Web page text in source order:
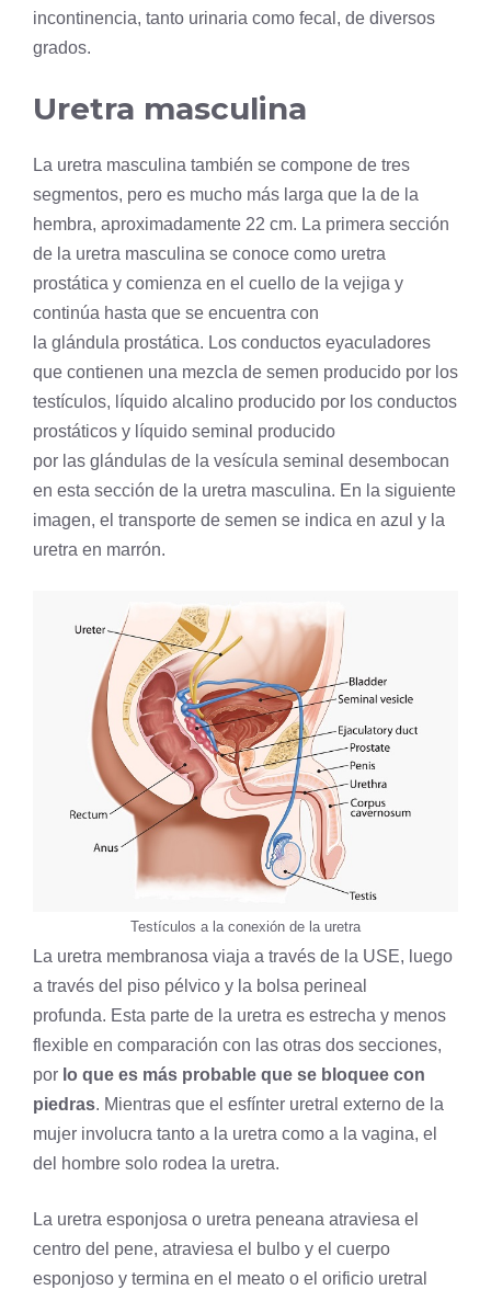
incontinencia, tanto urinaria como fecal, de diversos
grados.
Uretra masculina
La uretra masculina también se compone de tres
segmentos, pero es mucho más larga que la de la
hembra, aproximadamente 22 cm. La primera sección
de la uretra masculina se conoce como uretra
prostática y comienza en el cuello de la vejiga y
continúa hasta que se encuentra con
la glándula prostática. Los conductos eyaculadores
que contienen una mezcla de semen producido por los
testículos, líquido alcalino producido por los conductos
prostáticos y líquido seminal producido
por las glándulas de la vesícula seminal desembocan
en esta sección de la uretra masculina. En la siguiente
imagen, el transporte de semen se indica en azul y la
uretra en marrón.
Testículos a la conexión de la uretra
La uretra membranosa viaja a través de la USE, luego
a través del piso pélvico y la bolsa perineal
profunda. Esta parte de la uretra es estrecha y menos
flexible en comparación con las otras dos secciones,
por lo que es más probable que se bloquee con
piedras. Mientras que el esfínter uretral externo de la
mujer involucra tanto a la uretra como a la vagina, el
del hombre solo rodea la uretra.
La uretra esponjosa o uretra peneana atraviesa el
centro del pene, atraviesa el bulbo y el cuerpo
esponjoso y termina en el meato o el orificio uretral